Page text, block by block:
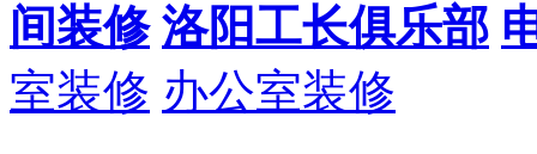
间装修 洛阳工长俱乐部
室装修 办公室装修